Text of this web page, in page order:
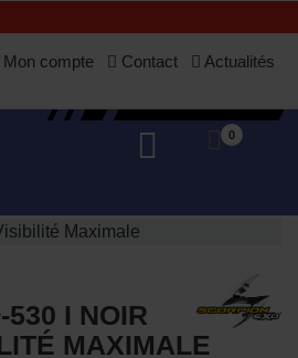
Mon compte Contact Actualités
0
Maximale
530 I NOIR
MAXIMALE